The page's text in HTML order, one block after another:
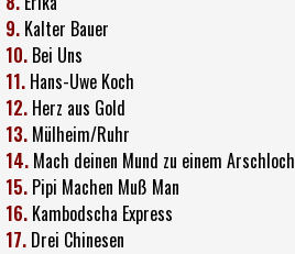
9. Kalter Bauer
10. Bei Uns
11. Hans-Uwe Koch
12. Herz aus Gold
13. Mülheim/Ruhr
14. Mach deinen Mund zu einem Arschloch
15. Pipi Machen Muß Man
16. Kambodscha Express
17. Drei Chinesen